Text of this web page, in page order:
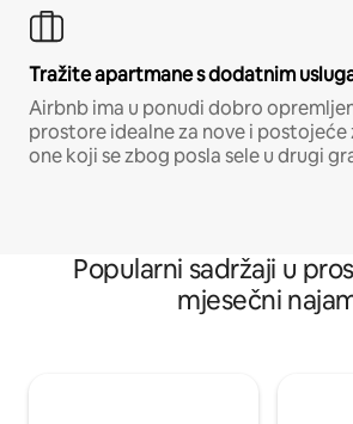
Tražite apartmane s dodatnim
Airbnb ima u ponudi dobro
prostore idealne za nove i
one koji se zbog posla sele u drugi
Popularni sadržaji u
mjesečni